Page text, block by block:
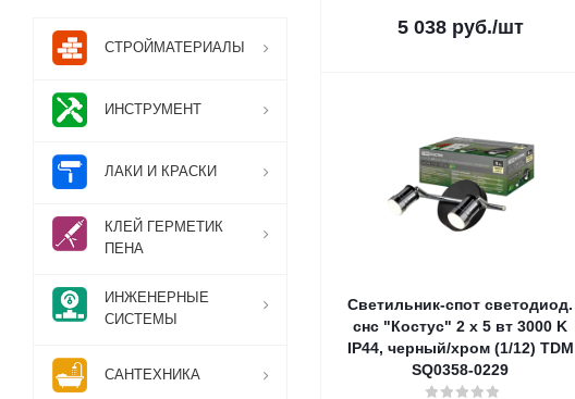
5 038руб./шт
Светильник-спот светодиод.
снс "Костус" 2 х 5 вт 3000 K
IP44, черный/хром (1/12) TDM
SQ0358-0229
СТРОЙМАТЕРИАЛЫ
ИНСТРУМЕНТ
ЛАКИ И КРАСКИ
КЛЕЙ ГЕРМЕТИК
ПЕНА
ИНЖЕНЕРНЫЕ
СИСТЕМЫ
САНТЕХНИКА